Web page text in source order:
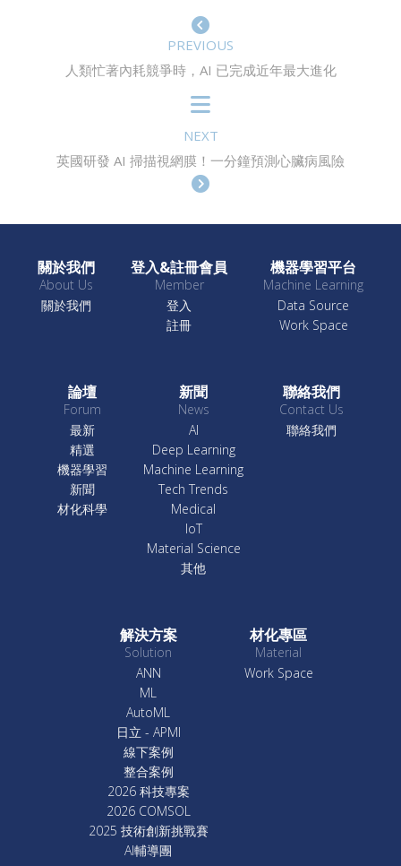
PREVIOUS
人類忙著內耗競爭時，AI 已完成近年最大進化
NEXT
英國研發 AI 掃描視網膜！一分鐘預測心臟病風險
關於我們
About Us
關於我們
登入&註冊會員
Member
登入
註冊
機器學習平台
Machine Learning
Data Source
Work Space
論壇
Forum
最新
精選
機器學習
新聞
材化科學
新聞
News
AI
Deep Learning
Machine Learning
Tech Trends
Medical
IoT
Material Science
其他
聯絡我們
Contact Us
聯絡我們
解決方案
Solution
ANN
ML
AutoML
日立 - APMI
線下案例
整合案例
2026 科技專案
2026 COMSOL
2025 技術創新挑戰賽
AI輔導團
材化專區
Material
Work Space